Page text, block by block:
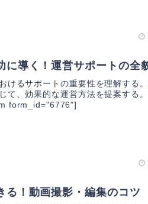
に導く！運営サポートの全
けるサポートの重要性を理解する
て、効果的な運営方法を提案する。
form_id="6776"]
る！動画撮影・編集のコツ